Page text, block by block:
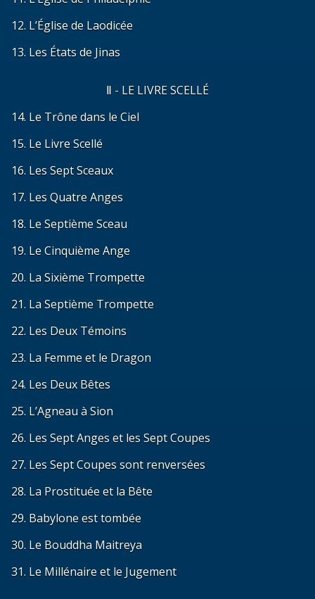
12. L’Église de Laodicée
13. Les États de Jinas
Ⅱ - LE LIVRE SCELLÉ
14. Le Trône dans le Ciel
15. Le Livre Scellé
16. Les Sept Sceaux
17. Les Quatre Anges
18. Le Septième Sceau
19. Le Cinquième Ange
20. La Sixième Trompette
21. La Septième Trompette
22. Les Deux Témoins
23. La Femme et le Dragon
24. Les Deux Bêtes
25. L’Agneau à Sion
26. Les Sept Anges et les Sept Coupes
27. Les Sept Coupes sont renversées
28. La Prostituée et la Bête
29. Babylone est tombée
30. Le Bouddha Maitreya
31. Le Millénaire et le Jugement